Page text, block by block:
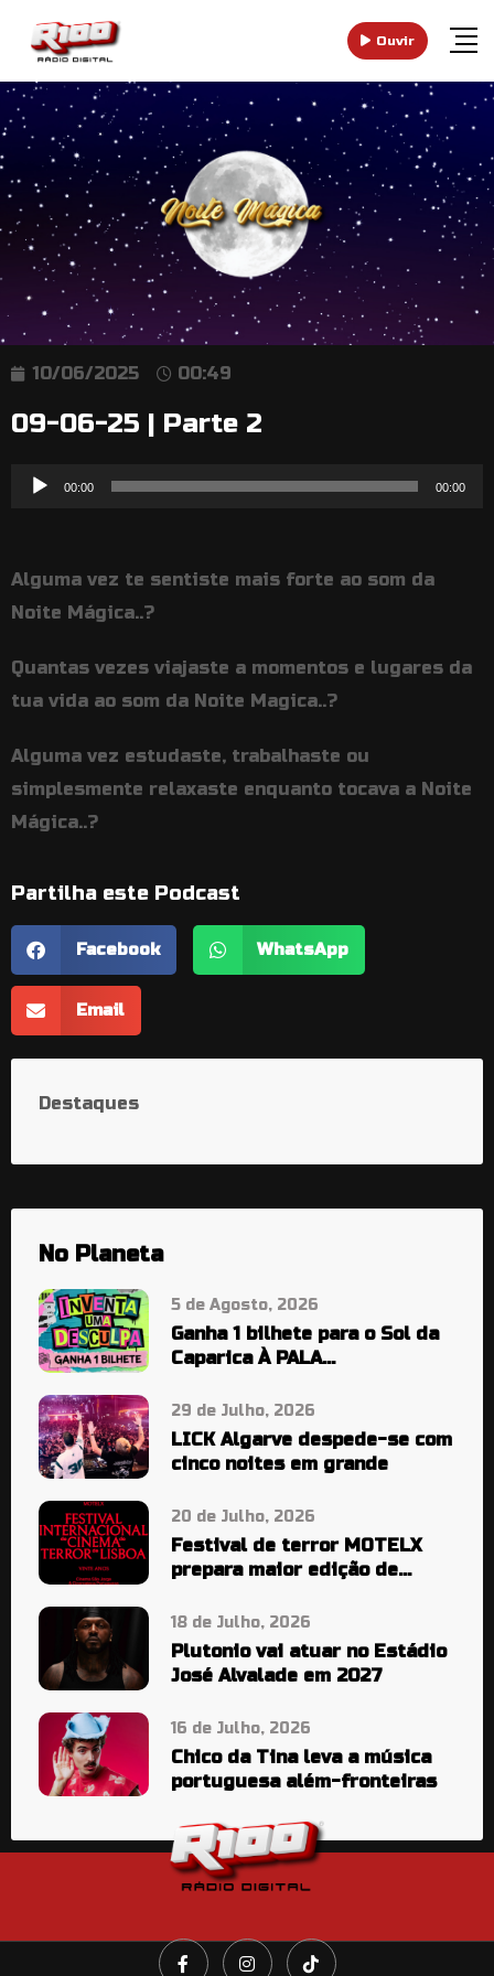
Ouvir
10/06/2025 00:49
09-06-25 | Parte 2
Reprodutor
00:00 00:00
Alguma vez te sentiste mais forte ao som da
Noite Mágica..?
Quantas vezes viajaste a momentos e lugares da
tua vida ao som da Noite Magica..?
Alguma vez estudaste, trabalhaste ou
simplesmente relaxaste enquanto tocava a Noite
Mágica..?
Partilha este Podcast
Facebook WhatsApp
Email
Destaques
No Planeta
5 de Agosto, 2026
Ganha 1 bilhete para o Sol da
Caparica À PALA…
29 de Julho, 2026
LICK Algarve despede-se com
cinco noites em grande
20 de Julho, 2026
Festival de terror MOTELX
prepara maior edição de
18 de Julho, 2026
Plutonio vai atuar no Estádio
José Alvalade em 2027
16 de Julho, 2026
Chico da Tina leva a música
portuguesa além-fronteiras